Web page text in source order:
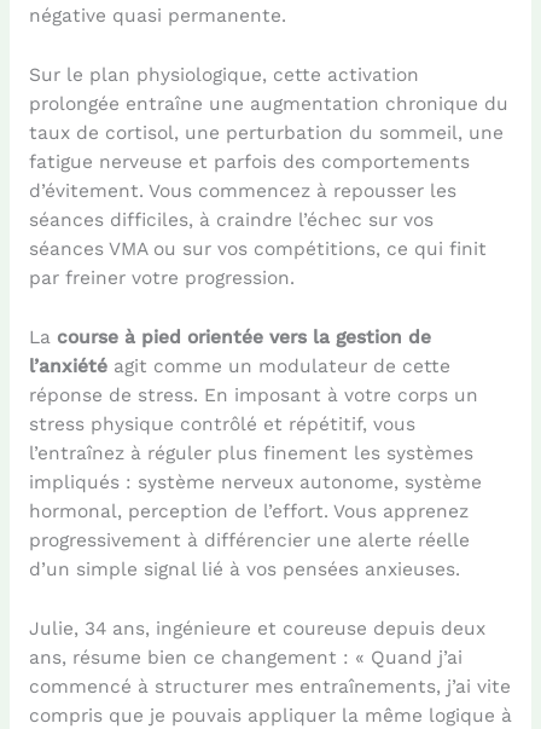
négative quasi permanente.
Sur le plan physiologique, cette activation
prolongée entraîne une augmentation chronique du
taux de cortisol, une perturbation du sommeil, une
fatigue nerveuse et parfois des comportements
d’évitement. Vous commencez à repousser les
séances difficiles, à craindre l’échec sur vos
séances VMA ou sur vos compétitions, ce qui finit
par freiner votre progression.
La course à pied orientée vers la gestion de
l’anxiétéagit comme un modulateur de cette
réponse de stress. En imposant à votre corps un
stress physique contrôlé et répétitif, vous
l’entraînez à réguler plus finement les systèmes
impliqués : système nerveux autonome, système
hormonal, perception de l’effort. Vous apprenez
progressivement à différencier une alerte réelle
d’un simple signal lié à vos pensées anxieuses.
Julie, 34 ans, ingénieure et coureuse depuis deux
ans, résume bien ce changement : « Quand j’ai
commencé à structurer mes entraînements, j’ai vite
compris que je pouvais appliquer la même logique à